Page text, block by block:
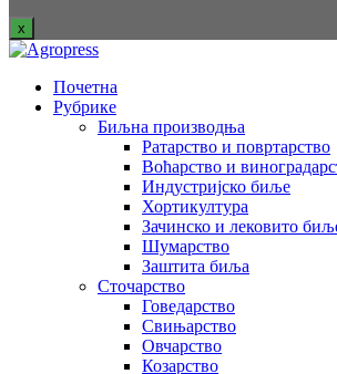
x
Почетна
Рубрике
Биљна производња
Ратарство и повртарство
Воћарство и
Индустријско биље
Хортикултура
Зачинско и лековито
Шумарство
Заштита биља
Сточарство
Говедарство
Свињарство
Овчарство
Козарство